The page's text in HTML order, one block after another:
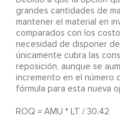
grandes cantidades de
mantener el material en
comparados con los
necesidad de disponer
únicamente cubra las
reposición, aunque se
incremento en el número
fórmula para esta nueva
ROQ = AMU * LT / 30.42